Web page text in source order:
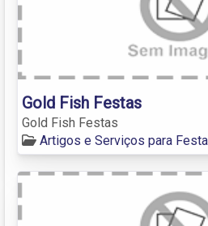
Gold Fish Festas
Gold Fish Festas
Artigos e Serviços para